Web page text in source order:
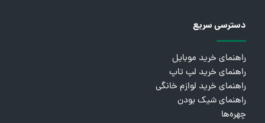
دسترسی سریع
راهنمای خرید موبایل
راهنمای خرید لپ تاپ
راهنمای خرید لوازم خانگی
راهنمای شیک بودن
چهره‌ها